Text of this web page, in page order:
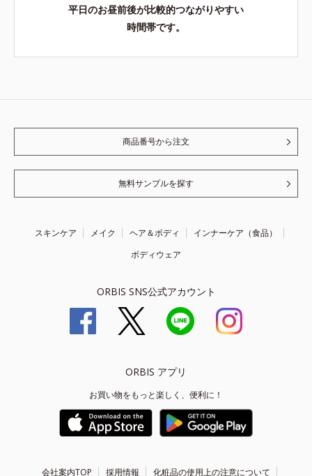
平日のお昼前後が比較的つながりやすい
時間帯です。
商品番号から注文
無料サンプルを探す
スキンケア メイク ヘア＆ボディ
インナーケア（食品）
ボディウェア
ORBIS SNS公式アカウント
ORBIS アプリ
お買い物をもっと楽しく、便利に！
会社案内TOP 採用情報 化粧品の使用上の注意について